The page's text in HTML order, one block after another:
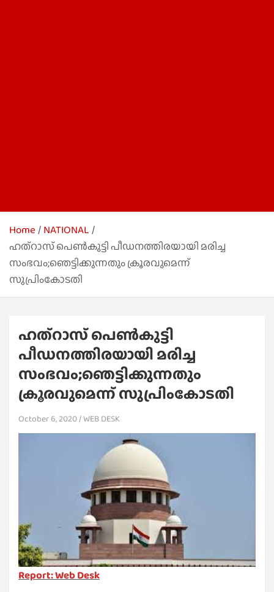
Home NATIONAL
ഹത്‌റാസ് പെൺകുട്ടി പീഡനത്തിരയായി മരിച്ച
സംഭവം;ഞെട്ടിക്കുന്നതും ക്രൂരവുമെന്ന്
സുപ്രിംകോടതി
ഹത്‌റാസ് പെൺകുട്ടി
പീഡനത്തിരയായി മരിച്ച
സംഭവം;ഞെട്ടിക്കുന്നതും
ക്രൂരവുമെന്ന് സുപ്രിംകോടതി
October 6, 2020 WEB DESK
Report: Web Desk